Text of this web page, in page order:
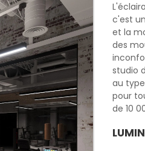
c'est
et la
des
studio
au
pour
de 10